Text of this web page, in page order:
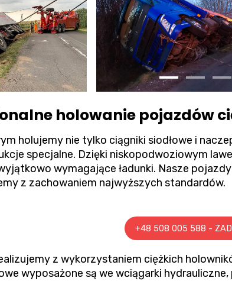
holowanie pojazdów
holujemy nie tylko ciągniki siodłowe i
specjalne. Dzięki niskopodwoziowym
wymagające ładunki. Nasze
z zachowaniem najwyższych standardów.
+48 508 005 588 -
z wykorzystaniem ciężkich
wyposażone są we wciągarki